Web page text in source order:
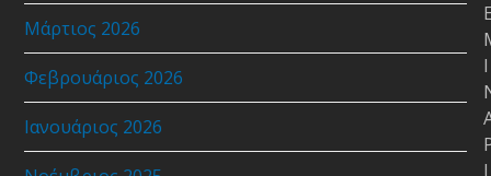
Μάρτιος 2026
Φεβρουάριος 2026
Ιανουάριος 2026
Ι
Ι